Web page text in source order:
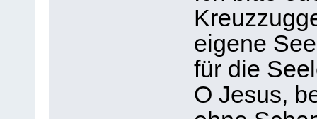
eigene
für die
O Jesus,